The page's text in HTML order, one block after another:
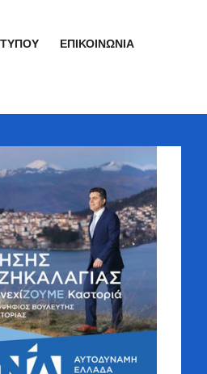
ΕΠΙΚΟΙΝΩΝΊΑ